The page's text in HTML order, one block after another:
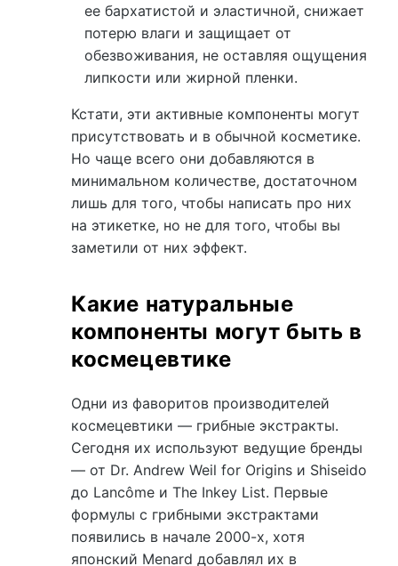
ее бархатистой и эластичной, снижает
потерю влаги и защищает от
обезвоживания, не оставляя ощущения
липкости или жирной пленки.
Кстати, эти активные компоненты могут
присутствовать и в обычной косметике.
Но чаще всего они добавляются в
минимальном количестве, достаточном
лишь для того, чтобы написать про них
на этикетке, но не для того, чтобы вы
заметили от них эффект.
Какие натуральные
компоненты могут быть в
космецевтике
Одни из фаворитов производителей
космецевтики — грибные экстракты.
Сегодня их используют ведущие бренды
— от Dr. Andrew Weil for Origins и Shiseido
до Lancôme и The Inkey List. Первые
формулы с грибными экстрактами
появились в начале 2000-х, хотя
японский Menard добавлял их в